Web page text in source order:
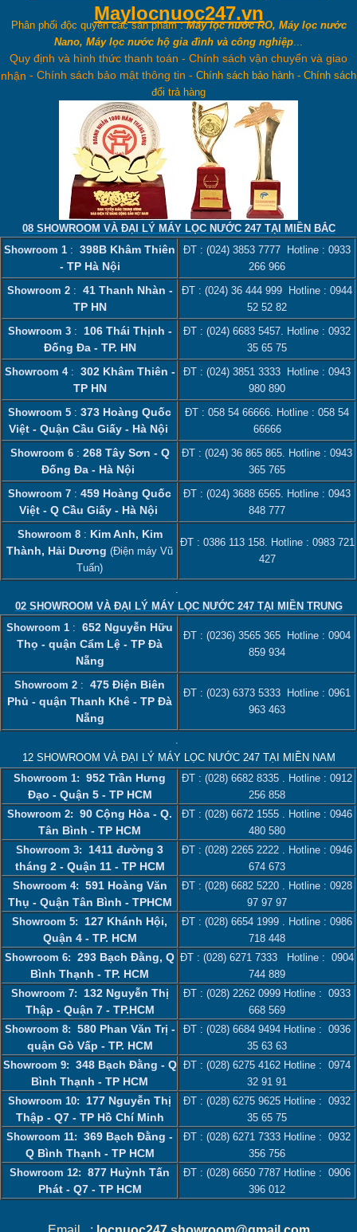
Maylocnuoc247.vn
Phân phối độc quyền các sản phẩm :Máy lọc nước RO, Máy lọc nước
Nano, Máy lọc nước hộ gia đình và công nghiệp
Quy định và hình thức thanh toán - Chính sách vận chuyển và giao
nhận - Chính sách bảo mật thông tin - Chính sách bảo hành - Chính sách
đổi trả hàng
08 SHOWROOM VÀ ĐẠI LÝ MÁY LỌC NƯỚC 247 TẠI MIỀN BẮC
Showroom 1 : 398B Khâm Thiên
- TP Hà Nội
ĐT : (024) 3853 7777 Hotline : 0933
266 966
Showroom 2 : 41 Thanh Nhàn -
TP HN
ĐT : (024) 36 444 999 Hotline : 0944
52 52 82
Showroom 3 : 106 Thái Thịnh -
Đống Đa - TP. HN
ĐT : (024) 6683 5457 . Hotline : 0932
35 65 75
Showroom 4 : 302 Khâm Thiên -
TP HN
ĐT : (024) 3851 3333 Hotline : 0943
980 890
Showroom 5 : 373 Hoàng Quốc
Việt - Quận Cầu Giấy - Hà Nội
ĐT : 058 54 66666 . Hotline : 058 54
66666
Showroom 6 : 268 Tây Sơn - Q
Đống Đa - Hà Nội
ĐT : (024) 36 865 865 . Hotline : 0943
365 765
Showroom 7 : 459 Hoàng Quốc
Việt - Q Cầu Giấy - Hà Nội
ĐT : (024) 3688 6565 . Hotline : 0943
848 777
Showroom 8 : Kim Anh, Kim
Thành, Hải Dương (Điện máy Vũ
Tuấn)
ĐT : 0386 113 158‬. Hotline : 0983 721
427
02 SHOWROOM VÀ ĐẠI LÝ MÁY LỌC NƯỚC 247 TẠI MIỀN TRUNG
Showroom 1 : 652 Nguyễn Hữu
Thọ - quận Cẩm Lệ - TP Đà
Nẵng
ĐT : (0236) 3565 365 Hotline : 0904
859 934
Showroom 2 : 475 Điện Biên
Phủ - quận Thanh Khê - TP Đà
Nẵng
ĐT : (023) 6373 5333 Hotline : 0961
963 463
12 SHOWROOM VÀ ĐẠI LÝ MÁY LỌC NƯỚC 247 TẠI MIỀN NAM
Showroom 1: 952 Trần Hưng
Đạo - Quận 5 - TP HCM
ĐT : (028) 6682 8335 . Hotline : 0912
256 858
Showroom 2: 90 Cộng Hòa - Q.
Tân Bình - TP HCM
ĐT : (028) 6672 1555 . Hotline : 0946
480 580
Showroom 3: 1411 đường 3
tháng 2 - Quận 11 - TP HCM
ĐT : (028) 2265 2222 . Hotline : 0946
674 673
Showroom 4: 591 Hoàng Văn
Thụ - Quận Tân Bình - TPHCM
ĐT : (028) 6682 5220 . Hotline : 0928
97 97 97
Showroom 5: 127 Khánh Hội,
Quận 4 - TP. HCM
ĐT : (028) 6654 1999 . Hotline : 0986
718 448
Showroom 6: 293 Bạch Đằng, Q
Bình Thạnh - TP. HCM
ĐT : (028) 6271 7333 Hotline : 0904
744 889
Showroom 7: 132 Nguyễn Thị
Thập - Quận 7 - TP.HCM
ĐT : (028) 2262 0999 Hotline : 0933
668 569
Showroom 8: 580 Phan Văn Trị -
quận Gò Vấp - TP. HCM
ĐT : (028) 6684 9494 Hotline : 0936
35 63 63
Showroom 9: 348 Bạch Đằng - Q
Bình Thạnh - TP HCM
ĐT : (028) 6275 4162 Hotline : 0974
32 91 91
Showroom 10: 177 Nguyễn Thị
Thập - Q7 - TP Hồ Chí Minh
ĐT : (028) 6275 9625 Hotline : 0932
35 65 75
Showroom 11: 369 Bạch Đằng -
Q Bình Thạnh - TP HCM
ĐT : (028) 6271 7333 Hotline : 0932
356 756
Showroom 12: 877 Huỳnh Tấn
Phát - Q7 - TP HCM
ĐT : (028) 6650 7787 Hotline : 0906
396 012